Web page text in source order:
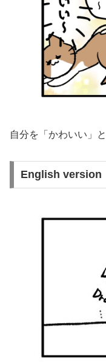
自分を「かわいい」
English version